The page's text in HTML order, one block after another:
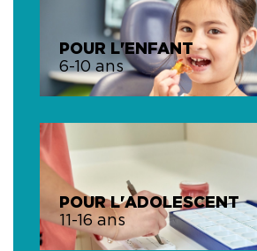
POUR L'ENFANT
6-10 ans
POUR L'ADOLESCENT
11-16 ans